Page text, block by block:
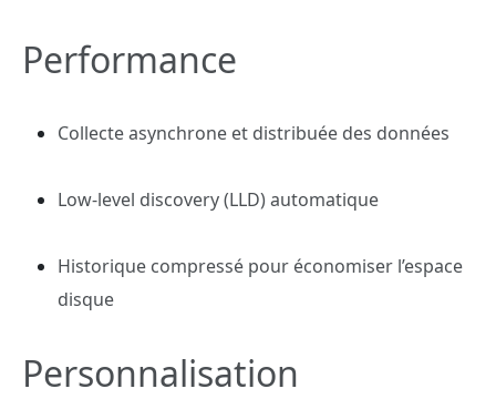
Performance
Collecte asynchrone et distribuée des données
Low-level discovery (LLD) automatique
Historique compressé pour économiser l’espace
disque
Personnalisation